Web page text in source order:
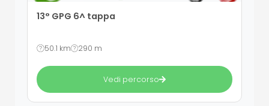
13° GPG 6^ tappa
50.1 km 290 m
Vedi percorso